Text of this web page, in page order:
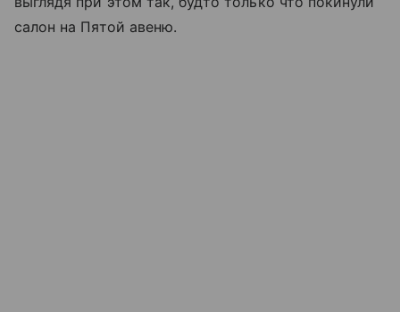
салон на Пятой авеню.